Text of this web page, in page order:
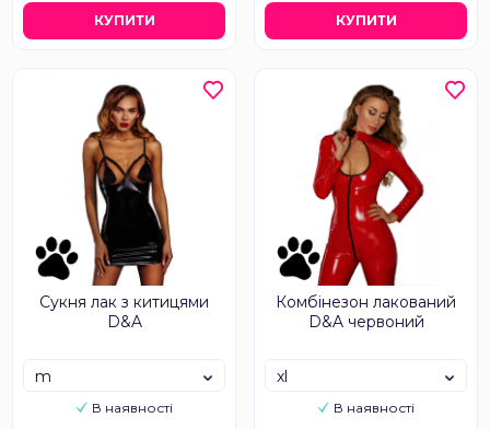
КУПИТИ КУПИТИ
Сукня лак з китицями
D&A
В наявності
m
Комбінезон лакований
D&A червоний
В наявності
xl